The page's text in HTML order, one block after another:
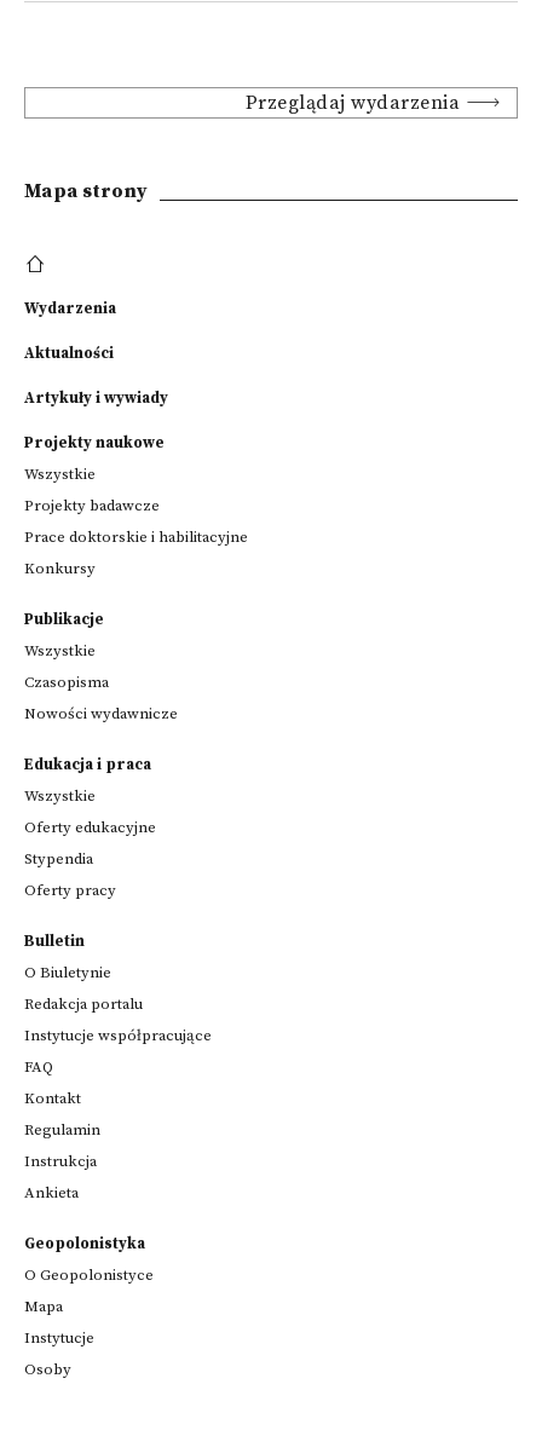
Przeglądaj wydarzenia
Mapa strony
Wydarzenia
Aktualności
Artykuły i wywiady
Projekty naukowe
Wszystkie
Projekty badawcze
Prace doktorskie i habilitacyjne
Konkursy
Publikacje
Wszystkie
Czasopisma
Nowości wydawnicze
Edukacja i praca
Wszystkie
Oferty edukacyjne
Stypendia
Oferty pracy
Bulletin
O Biuletynie
Redakcja portalu
Instytucje współpracujące
FAQ
Kontakt
Regulamin
Instrukcja
Ankieta
Geopolonistyka
O Geopolonistyce
Mapa
Instytucje
Osoby